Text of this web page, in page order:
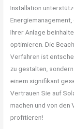
Installation
Ihrer Anlage
optimieren. Die
Verfahren ist
zu gestalten,
einem signifikant
Vertrauen Sie auf
machen und von den
profitieren!